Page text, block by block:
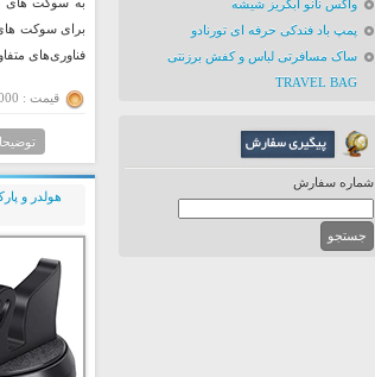
واکس نانو آبگریز شیشه
پمپ باد فندکی حرفه ای تورنادو
ساک مسافرتی لباس و کفش برزنتی
TRAVEL BAG
شماره سفارش
فناوری‌های
قیمت : 298,000 تومان
هولدر و